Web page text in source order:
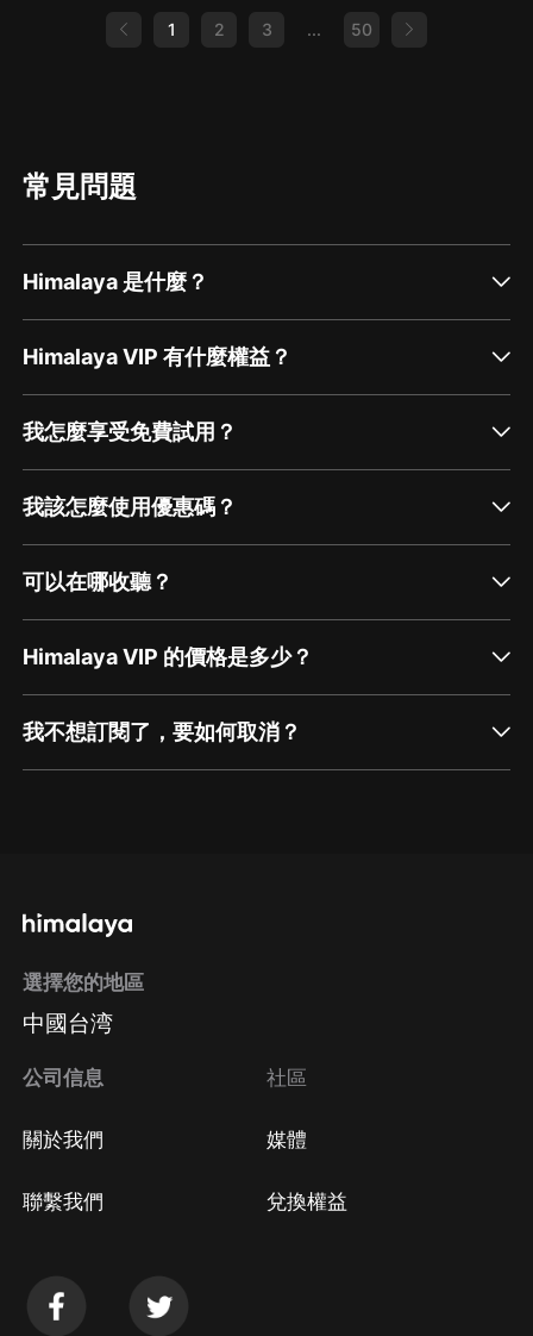
1 2 3 ... 50
常見問題
Himalaya 是什麼？
Himalaya VIP 有什麼權益？
我怎麼享受免費試用？
我該怎麼使用優惠碼？
可以在哪收聽？
Himalaya VIP 的價格是多少？
我不想訂閱了，要如何取消？
方法 Google Play取消訂閱方法
選擇您的地區
中國台湾
公司信息
關於我們
聯繫我們
社區
媒體
兌換權益